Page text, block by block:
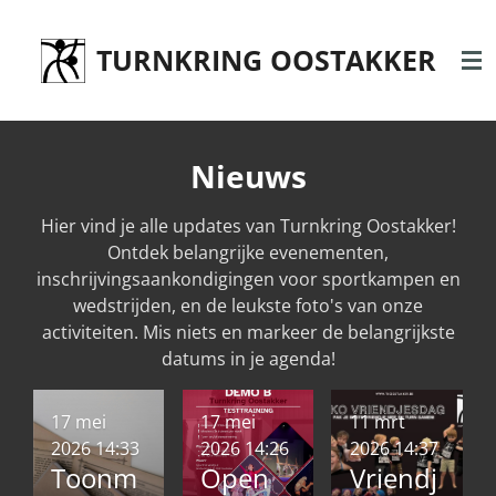
direct
naar
TURNKRING OOSTAKKER
Nieuws
Hier vind je alle updates van Turnkring Oostakker!
Ontdek belangrijke evenementen,
inschrijvingsaankondigingen voor sportkampen en
wedstrijden, en de leukste foto's van onze
activiteiten. Mis niets en markeer de belangrijkste
datums in je agenda!
Toonm
17 mei
202614:33
Open
17 mei
202614:26
Vriendj
11 mrt
202614:37